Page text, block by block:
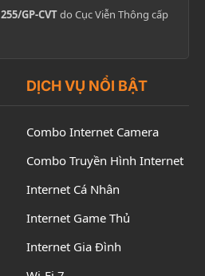
255/GP-CVTdo Cục Viễn Thông cấp
DỊCH VỤ NỔI BẬT
Combo Internet Camera
Combo Truyền Hình Internet
Internet Cá Nhân
Internet Game Thủ
Internet Gia Đình